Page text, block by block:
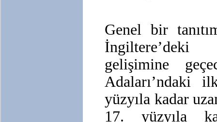
Genel bir
İngiltere’deki
gelişimine
Adaları’ndaki
yüzyıla kadar
17. yüzyıla